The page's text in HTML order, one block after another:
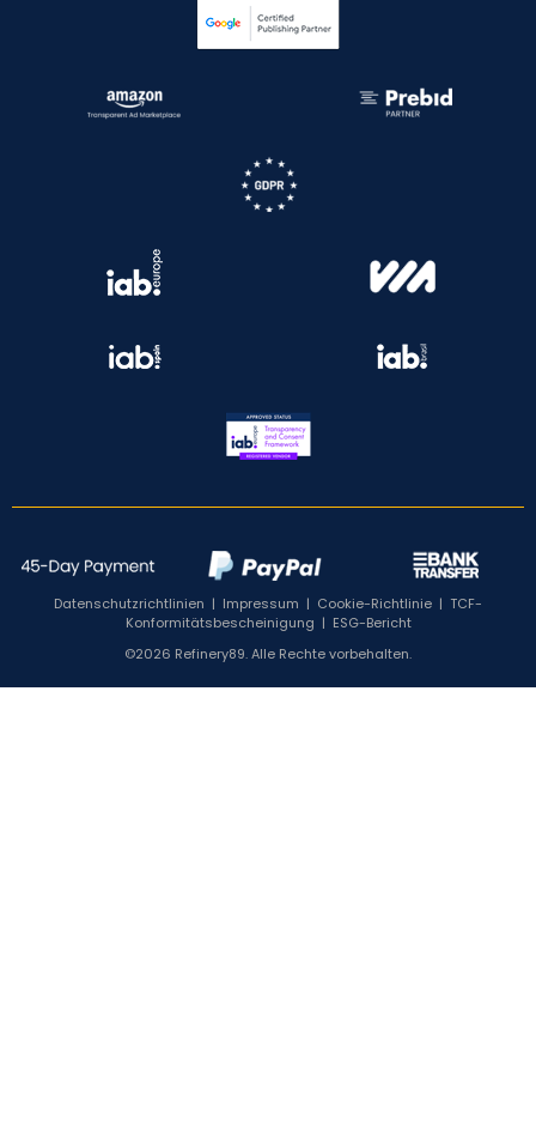
Datenschutzrichtlinien | Impressum | Cookie-Richtlinie | TCF-
Konformitätsbescheinigung | ESG-Bericht
©2026 Refinery89. Alle Rechte vorbehalten.